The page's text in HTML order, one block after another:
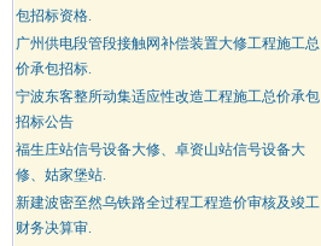
包招标资格.
广州供电段管段接触网补偿装置大修工程施工总
价承包招标.
宁波东客整所动集适应性改造工程施工总价承包
招标公告
福生庄站信号设备大修、卓资山站信号设备大
修、姑家堡站.
新建波密至然乌铁路全过程工程造价审核及竣工
财务决算审.